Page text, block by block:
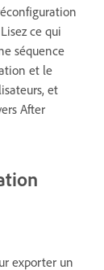
ce qui
séquence
et le
et
After
exporter un